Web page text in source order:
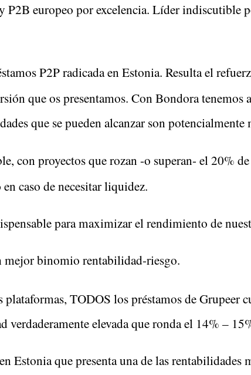
P2B europeo por excelencia. Líder indiscutible
P2P radicada en Estonia. Resulta el
que os presentamos. Con Bondora tenemos
que se pueden alcanzar son potencialmente
con proyectos que rozan -o superan- el 20%
caso de necesitar liquidez.
para maximizar el rendimiento de
mejor binomio rentabilidad-riesgo.
TODOS los préstamos de Grupeer
verdaderamente elevada que ronda el 14% –
que presenta una de las rentabilidades